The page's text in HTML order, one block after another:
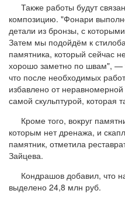
Также работы будут
композицию. "Фонари
детали из бронзы, с
Затем мы подойдём к
памятника, который сейчас
хорошо заметно по швам", —
что после необходимых
избавлено от
самой скульптурой, которая
Кроме того, вокруг
которым нет дренажа, и
памятник, отметила
Зайцева.
Кондрашов добавил, что
выделено 24,8 млн руб.